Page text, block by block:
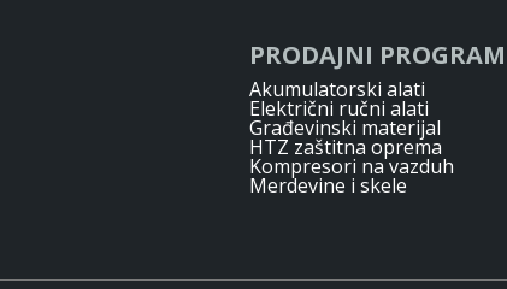
PRODAJNI PROGRAM
Akumulatorski alati
Električni ručni alati
Građevinski materijal
HTZ zaštitna oprema
Kompresori na vazduh
Merdevine i skele